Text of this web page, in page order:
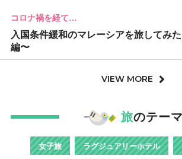
コロナ禍を経て…
入国条件緩和のマレーシアを旅してみ
編〜
VIEW MORE
旅のテーマ
女子旅 ラグジュアリーホテル